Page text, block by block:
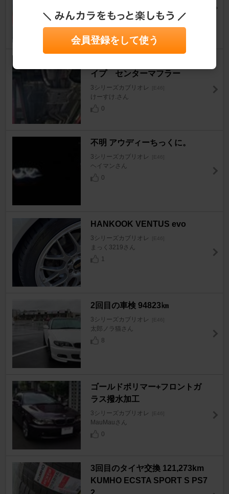
Red Squirrelさん
0
イプ センターマフラー
3シリーズカブリオレ [E46]
けーすけ.さん
0
不明 アウディーちっくに。
3シリーズカブリオレ [E46]
ヘイマンさん
0
HANKOOK VENTUS evo
3シリーズカブリオレ [E46]
まっく3219さん
1
2回目の車検 94823㎞
3シリーズカブリオレ [E46]
太郎ノラ猫さん
8
ゴールドポリマー+フロントガ
ラス撥水加工
3シリーズカブリオレ [E46]
MauMauさん
0
3回目のタイヤ交換 121,273km
KUMHO ECSTA SPORT S PS7
会員登録をして使う